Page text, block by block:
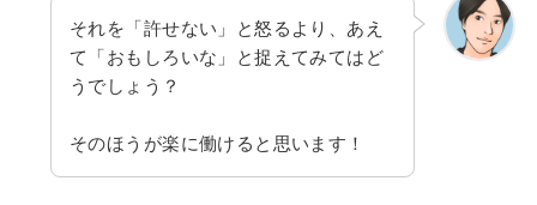
それを「許せない」と怒るより、あえ
て「おもしろいな」と捉えてみてはど
うでしょう？
そのほうが楽に働けると思います！